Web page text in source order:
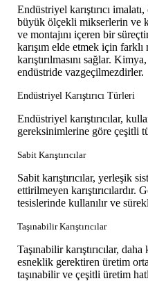
Endüstriyel karıştırıcı
büyük ölçekli mikserlerin ve
ve montajını içeren bir
karışım elde etmek için
karıştırılmasını sağlar.
endüstride vazgeçilmezdirler.
Endüstriyel Karıştırıcı Türleri
Endüstriyel karıştırıcılar,
gereksinimlerine göre çeşitli
Sabit Karıştırıcılar
Sabit karıştırıcılar, yerleşik
ettirilmeyen
tesislerinde kullanılır ve
Taşınabilir Karıştırıcılar
Taşınabilir karıştırıcılar,
esneklik gerektiren üretim
taşınabilir ve çeşitli üretim